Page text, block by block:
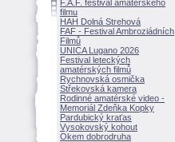
F.A.F. festival amatérského
filmu
HAH Dolná Strehov
FAF - Festival Ambroziádních
Filmů
UNICA Lugano 2026
Festival leteckých
amatérských filmů
Rychnovská osmička
Střekovská kamera
Rodinné amatérské video -
Memoriál Zdeňka Kopky
Pardubický kraťas
Vysokovský kohout
Okem dobrodruha